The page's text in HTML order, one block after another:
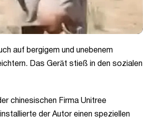
auf bergigem und unebenem
Das Gerät stieß in den sozialen
chinesischen Firma Unitree
der Autor einen speziellen